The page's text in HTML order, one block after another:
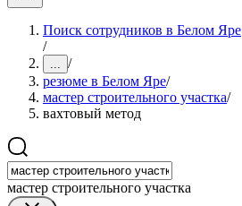
Поиск сотрудников в Белом Яре
/
... /
резюме в Белом Яре/
мастер строительного участка/
вахтовый метод
мастер строительного участка